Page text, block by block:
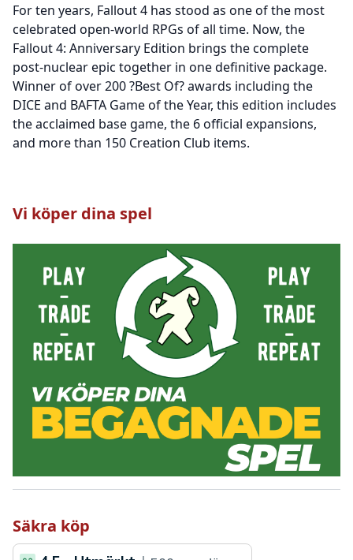
For ten years, Fallout 4 has stood as one of the most
celebrated open-world RPGs of all time. Now, the
Fallout 4: Anniversary Edition brings the complete
post-nuclear epic together in one definitive package.
Winner of over 200 ?Best Of? awards including the
DICE and BAFTA Game of the Year, this edition includes
the acclaimed base game, the 6 official expansions,
and more than 150 Creation Club items.
Vi köper dina spel
Säkra köp